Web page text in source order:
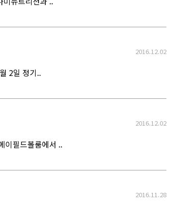
2일 정기..
2016.12.02
이필드볼룸에서 ..
2016.12.02
2016.11.28